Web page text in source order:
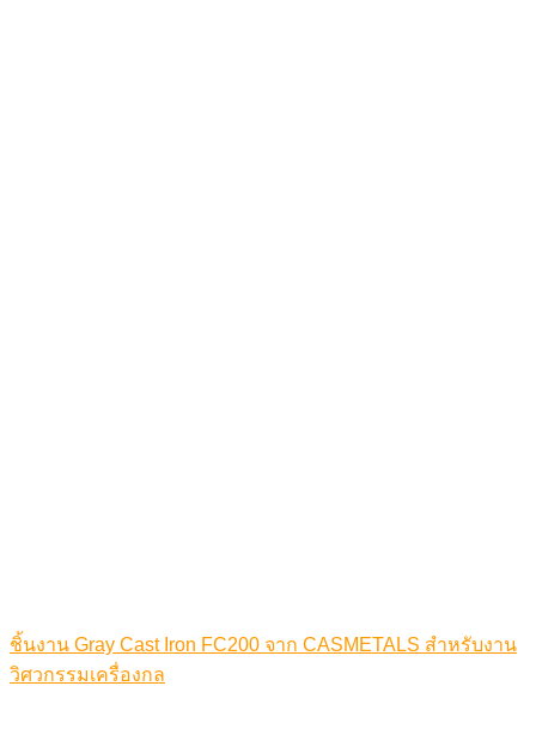
ชิ้นงาน Gray Cast Iron FC200 จาก CASMETALS สำหรับงาน
วิศวกรรมเครื่องกล